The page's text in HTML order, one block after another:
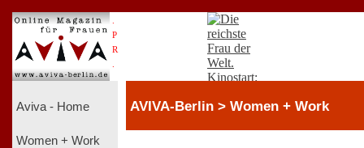
P
R
Aviva - Home
Women + Work
AVIVA-Berlin > Women + Work